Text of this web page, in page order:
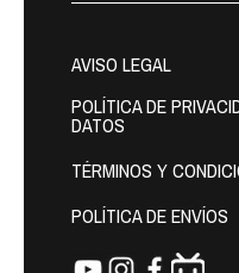
AVISO LEGAL
POLÍTICA DE
DATOS
TÉRMINOS Y
POLÍTICA DE ENVÍOS